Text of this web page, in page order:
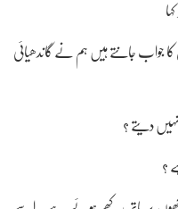
جواب جانتے ہیں ہم نے گاندھیائی
دیتے ؟
؟